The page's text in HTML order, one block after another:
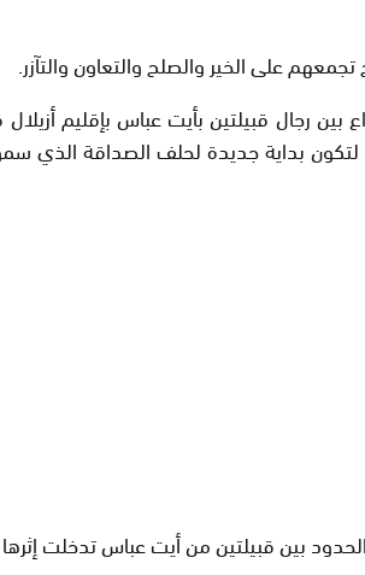
على الخير والصلح والتعاون والتآزر.
رجال قبيلتين بأيت عباس بإقليم
بداية جديدة لحلف الصداقة الذي
بين قبيلتين من أيت عباس تدخلت